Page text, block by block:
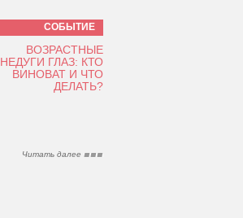
СОБЫТИЕ
ВОЗРАСТНЫЕ
НЕДУГИ ГЛАЗ: КТО
ВИНОВАТ И ЧТО
ДЕЛАТЬ?
Читать далее